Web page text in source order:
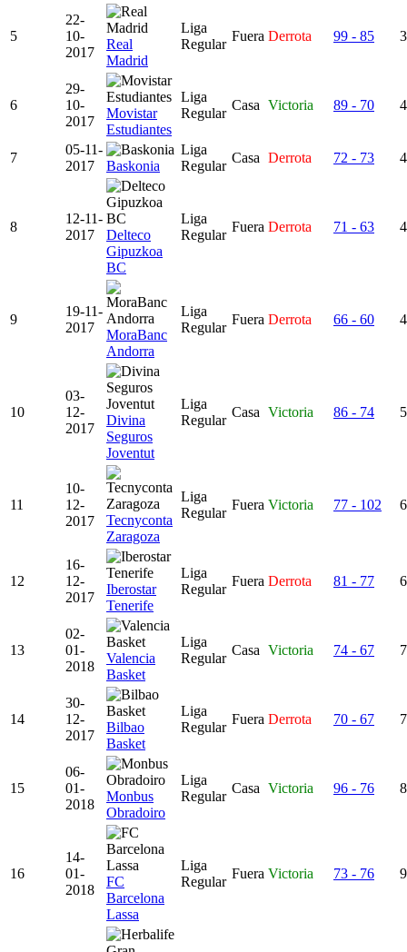
5
22-
10-
2017
Real
Madrid
Liga
Regular
Fuera Derrota 99 - 85
6
29-
10-
2017
Movistar
Estudiantes
Liga
Regular
Casa Victoria 89 - 70
7
05-11-
2017
Baskonia
Liga
Regular
Casa Derrota 72 - 73
8
12-11-
2017
Delteco
Gipuzkoa
BC
Liga
Regular
Fuera Derrota 71 - 63
9
19-11-
2017
MoraBanc
Andorra
Liga
Regular
Fuera Derrota 66 - 60
10
03-
12-
2017
Divina
Seguros
Joventut
Liga
Regular
Casa Victoria 86 - 74
11
10-
12-
2017
Tecnyconta
Zaragoza
Liga
Regular
Fuera Victoria 77 - 102
12
16-
12-
2017
Iberostar
Tenerife
Liga
Regular
Fuera Derrota 81 - 77
13
02-
01-
2018
Valencia
Basket
Liga
Regular
Casa Victoria 74 - 67
14
30-
12-
2017
Bilbao
Basket
Liga
Regular
Fuera Derrota 70 - 67
15
06-
01-
2018
Monbus
Obradoiro
Liga
Regular
Casa Victoria 96 - 76
16
14-
01-
2018
FC
Barcelona
Lassa
Liga
Regular
Fuera Victoria 73 - 76